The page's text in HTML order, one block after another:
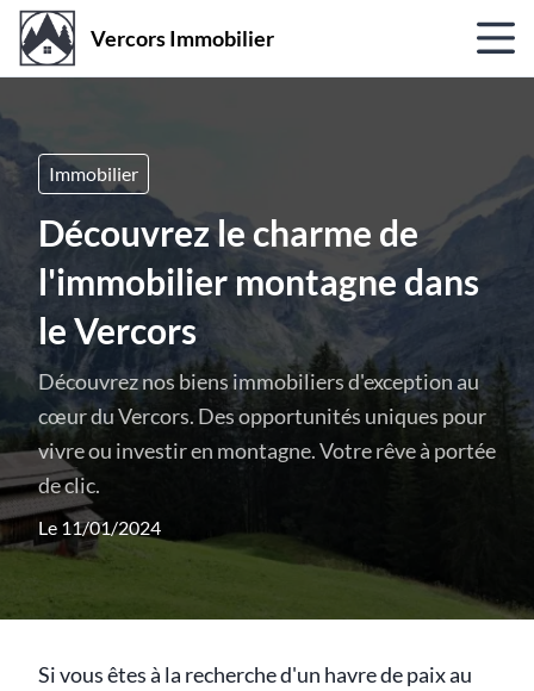
Vercors Immobilier
Immobilier
Découvrez le charme de
l'immobilier montagne dans
le Vercors
Découvrez nos biens immobiliers d'exception au
cœur du Vercors. Des opportunités uniques pour
vivre ou investir en montagne. Votre rêve à portée
de clic.
Le 11/01/2024
Si vous êtes à la recherche d'un havre de paix au